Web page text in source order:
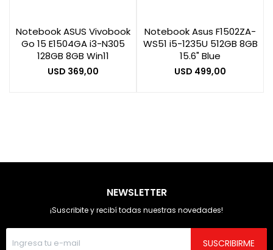
Notebook ASUS Vivobook
Go 15 E1504GA i3-N305
128GB 8GB Win11
USD 369,00
Notebook Asus F1502ZA-
WS51 i5-1235U 512GB 8GB
15.6" Blue
USD 499,00
NEWSLETTER
¡Suscribite y recibí todas nuestras novedades!
SUSCRIBIRME